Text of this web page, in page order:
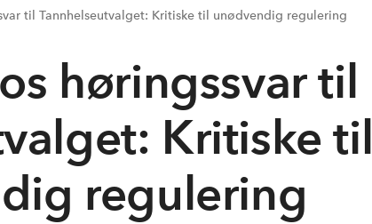
til Tannhelseutvalget: Kritiske til unødvendig regulering
høringssvar til
Kritiske til
regulering